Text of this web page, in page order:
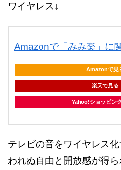
ワイヤレス↓
Amazonで「みみ楽」に
Amazonで見
楽天で見る
Yahoo!ショッピン
テレビの音をワイヤレス
われぬ自由と開放感が得ら